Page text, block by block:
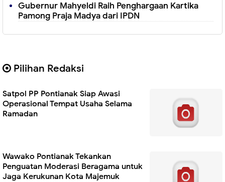
Gubernur Mahyeldi Raih Penghargaan Kartika
Pamong Praja Madya dari IPDN
Pilihan Redaksi
Satpol PP Pontianak Siap Awasi
Operasional Tempat Usaha Selama
Ramadan
Wawako Pontianak Tekankan
Penguatan Moderasi Beragama untuk
Jaga Kerukunan Kota Majemuk